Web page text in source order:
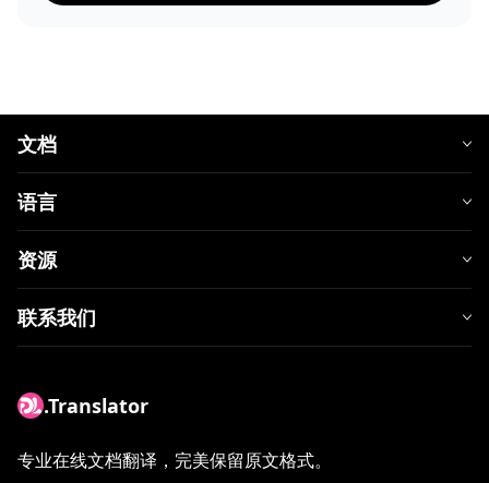
文档
语言
资源
联系我们
.Translator
专业在线文档翻译，完美保留原文格式。